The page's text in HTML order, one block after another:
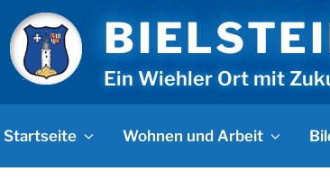
Ein Wiehler Ort mit
Startseite Wohnen und Arbeit